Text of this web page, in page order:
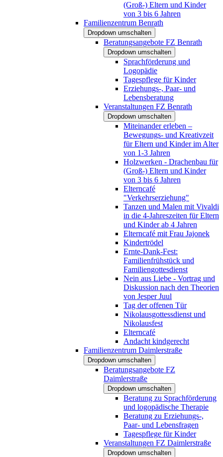
(Groß-) Eltern und Kinder
von 3 bis 6 Jahren
Familienzentrum Benrath
Dropdown umschalten
Beratungsangebote FZ Benrath
Dropdown umschalten
Sprachförderung und
Logopädie
Tagespflege für Kinder
Erziehungs-, Paar- und
Lebensberatung
Veranstaltungen FZ Benrath
Dropdown umschalten
Miteinander erleben –
Bewegungs- und Kreativzeit
für Eltern und Kinder im Alter
von 1-3 Jahren
Holzwerken - Drachenbau für
(Groß-) Eltern und Kinder
von 3 bis 6 Jahren
Elterncafé
"Verkehrserziehung"
Tanzen und Malen mit Vivaldi
in die 4-Jahreszeiten für Eltern
und Kinder ab 4 Jahren
Elterncafé mit Frau Jajonek
Kindertrödel
Ernte-Dank-Fest:
Familienfrühstück und
Familiengottesdienst
Nein aus Liebe - Vortrag und
Diskussion nach den Theorien
von Jesper Juul
Tag der offenen Tür
Nikolausgottessdienst und
Nikolausfest
Elterncafé
Andacht kindgerecht
Familienzentrum Daimlerstraße
Dropdown umschalten
Beratungsangebote FZ
Daimlerstraße
Dropdown umschalten
Beratung zu Sprachförderung
und logopädische Therapie
Beratung zu Erziehungs-,
Paar- und Lebensfragen
Tagespflege für Kinder
Veranstaltungen FZ Daimlerstraße
Dropdown umschalten